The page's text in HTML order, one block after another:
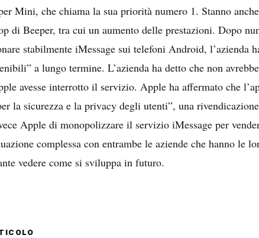
Mini, che chiama la sua priorità numero 1. Stanno
di Beeper, tra cui un aumento delle prestazioni. Dopo
stabilmente iMessage sui telefoni Android, l’azienda
a lungo termine. L’azienda ha detto che non
avesse interrotto il servizio. Apple ha affermato che
la sicurezza e la privacy degli utenti”, una
Apple di monopolizzare il servizio iMessage per
complessa con entrambe le aziende che hanno le
vedere come si sviluppa in futuro.